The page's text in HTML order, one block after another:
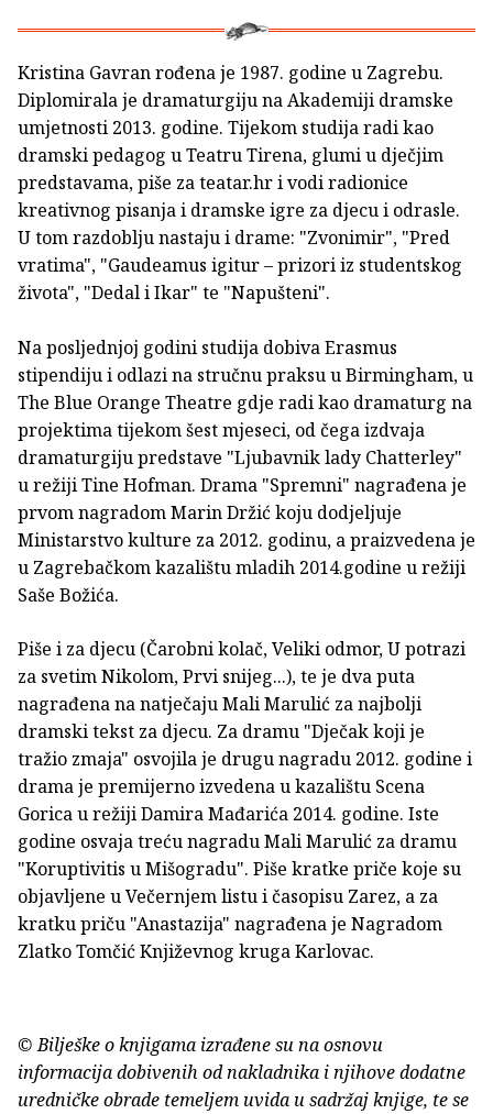
Kristina Gavran rođena je 1987. godine u Zagrebu.
Diplomirala je dramaturgiju na Akademiji dramske
umjetnosti 2013. godine. Tijekom studija radi kao
dramski pedagog u Teatru Tirena, glumi u dječjim
predstavama, piše za teatar.hr i vodi radionice
kreativnog pisanja i dramske igre za djecu i odrasle.
U tom razdoblju nastaju i drame: "Zvonimir", "Pred
vratima", "Gaudeamus igitur – prizori iz studentskog
života", "Dedal i Ikar" te "Napušteni".
Na posljednjoj godini studija dobiva Erasmus
stipendiju i odlazi na stručnu praksu u Birmingham, u
The Blue Orange Theatre gdje radi kao dramaturg na
projektima tijekom šest mjeseci, od čega izdvaja
dramaturgiju predstave "Ljubavnik lady Chatterley"
u režiji Tine Hofman. Drama "Spremni" nagrađena je
prvom nagradom Marin Držić koju dodjeljuje
Ministarstvo kulture za 2012. godinu, a praizvedena je
u Zagrebačkom kazalištu mladih 2014.godine u režiji
Saše Božića.
Piše i za djecu (Čarobni kolač, Veliki odmor, U potrazi
za svetim Nikolom, Prvi snijeg...), te je dva puta
nagrađena na natječaju Mali Marulić za najbolji
dramski tekst za djecu. Za dramu "Dječak koji je
tražio zmaja" osvojila je drugu nagradu 2012. godine i
drama je premijerno izvedena u kazalištu Scena
Gorica u režiji Damira Mađarića 2014. godine. Iste
godine osvaja treću nagradu Mali Marulić za dramu
"Koruptivitis u Mišogradu". Piše kratke priče koje su
objavljene u Večernjem listu i časopisu Zarez, a za
kratku priču "Anastazija" nagrađena je Nagradom
Zlatko Tomčić Književnog kruga Karlovac.
© Bilješke o knjigama izrađene su na osnovu
informacija dobivenih od nakladnika i njihove dodatne
uredničke obrade temeljem uvida u sadržaj knjige, te se